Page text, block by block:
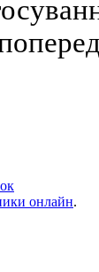
онлайн.